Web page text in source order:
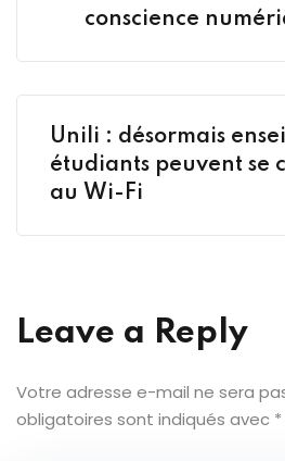
conscience
Unili : désormais
étudiants peuvent se
au Wi-Fi
Leave a Reply
Votre adresse e-mail ne sera
obligatoires sont indiqués avec *